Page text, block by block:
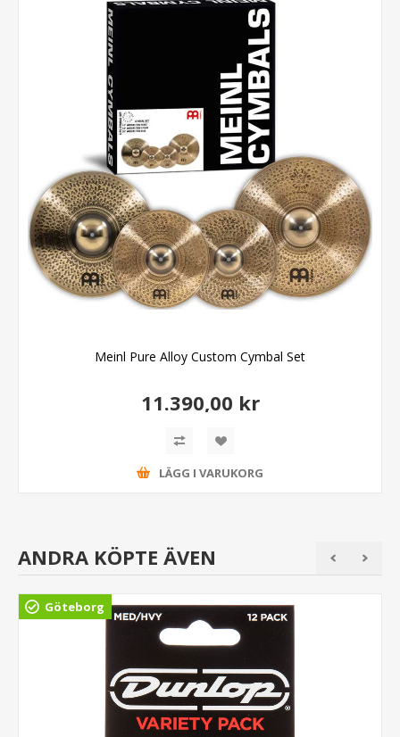
Meinl Pure Alloy Custom Cymbal Set
11.390,00 kr
LÄGG I VARUKORG
ANDRA KÖPTE ÄVEN
Göteborg